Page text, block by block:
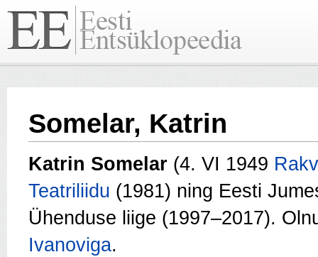
Somelar, Katrin
Katrin Somelar (4. VI 1949
Teatriliidu (1981) ning Eesti
Ühenduse liige (1997–2017).
Ivanoviga.